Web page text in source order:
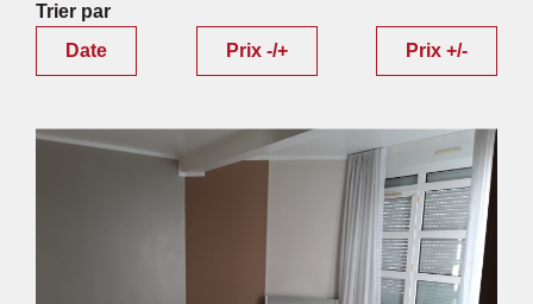
Trier par
Date
Prix -/+ Prix +/-